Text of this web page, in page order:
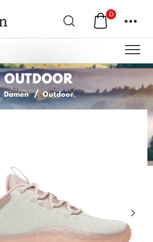
0 ...
OUTDOOR
Damen Outdoor